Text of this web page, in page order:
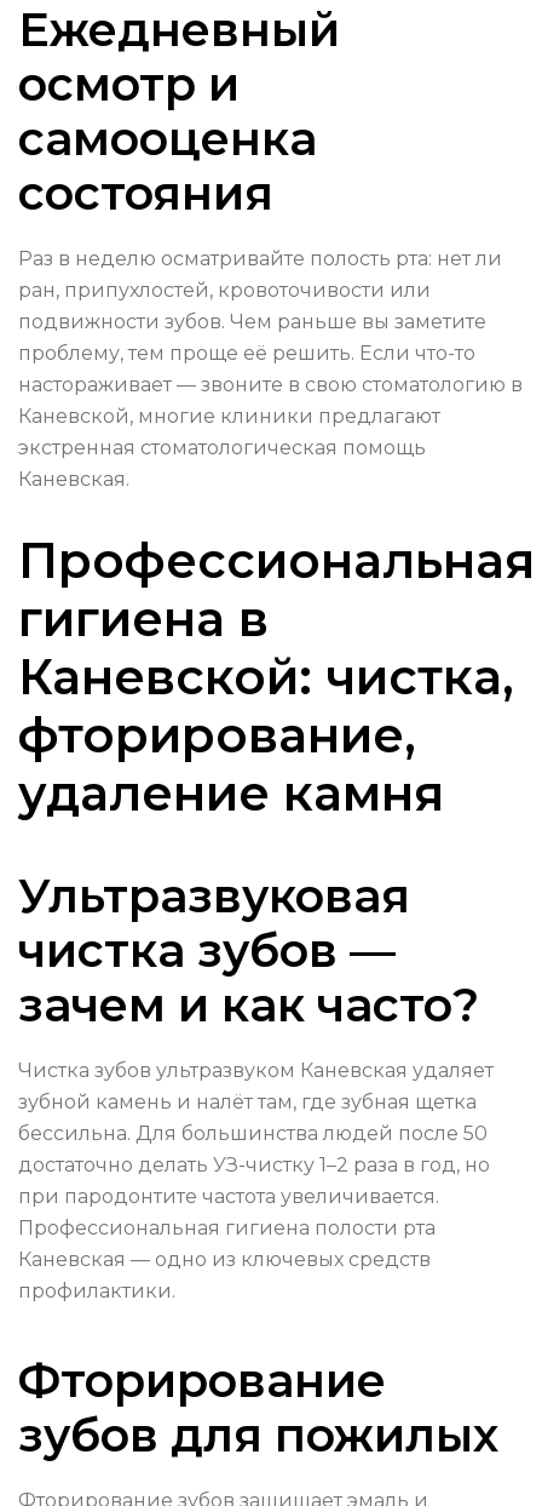
Ежедневный
осмотр и
самооценка
состояния
Раз в неделю осматривайте полость рта: нет ли
ран, припухлостей, кровоточивости или
подвижности зубов. Чем раньше вы заметите
проблему, тем проще её решить. Если что-то
настораживает — звоните в свою стоматологию в
Каневской, многие клиники предлагают
экстренная стоматологическая помощь
Каневская.
Профессиональная
гигиена в
Каневской: чистка,
фторирование,
удаление камня
Ультразвуковая
чистка зубов —
зачем и как часто?
Чистка зубов ультразвуком Каневская удаляет
зубной камень и налёт там, где зубная щетка
бессильна. Для большинства людей после 50
достаточно делать УЗ-чистку 1–2 раза в год, но
при пародонтите частота увеличивается.
Профессиональная гигиена полости рта
Каневская — одно из ключевых средств
профилактики.
Фторирование
зубов для пожилых
Фторирование зубов защищает эмаль и